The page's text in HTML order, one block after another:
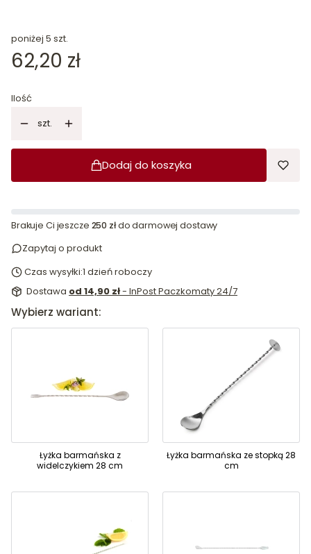
poniżej 5 szt.
Cena
62,20 zł
Ilość
szt.
Dodaj do koszyka
Brakuje Ci jeszcze 250 złdo darmowej dostawy
Zapytaj o produkt
Czas wysyłki:1 dzień roboczy
Dostawa od 14,90 zł- InPost Paczkomaty 24/7
Wybierz wariant:
Łyżka barmańska z
widelczykiem 28 cm
Łyżka barmańska ze stopką 28
cm